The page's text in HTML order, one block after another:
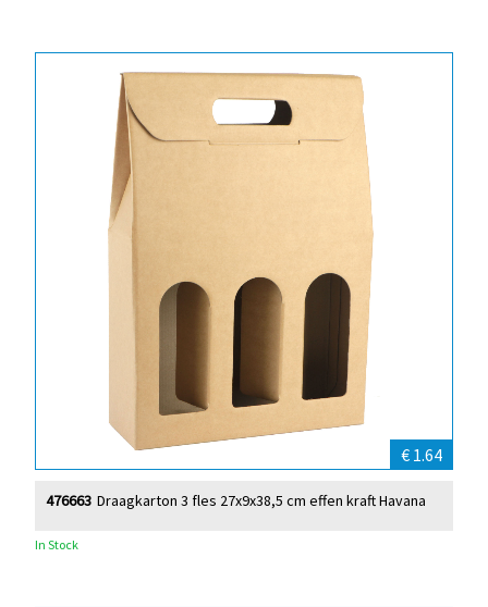
€ 1.64
Draagkarton 3 fles 27x9x38,5 cm effen kraft Havana
476663
In Stock